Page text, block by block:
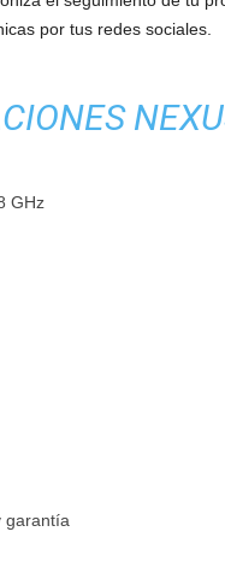
por tus redes sociales.
GHz
garantía